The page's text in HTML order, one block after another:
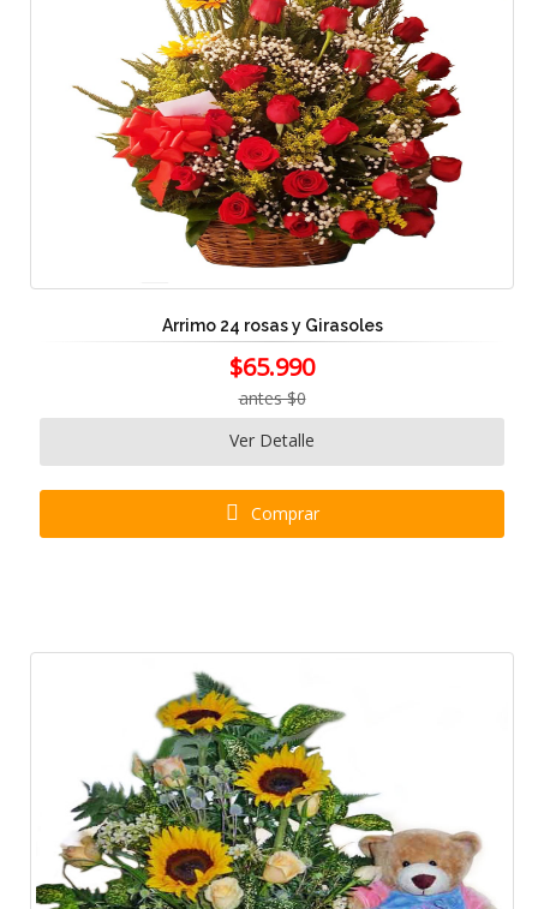
Arrimo 24 rosas y Girasoles
$65.990
antes $0
Ver Detalle
Comprar